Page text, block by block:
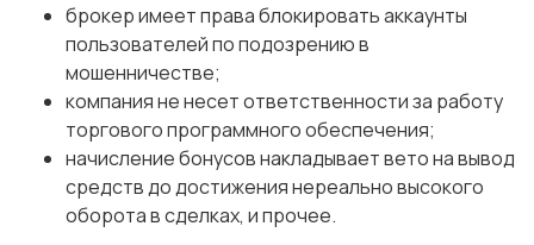
брокер имеет права блокировать аккаунты
пользователей по подозрению в
мошенничестве;
компания не несет ответственности за работу
торгового программного обеспечения;
начисление бонусов накладывает вето на вывод
средств до достижения нереально высокого
оборота в сделках, и прочее.